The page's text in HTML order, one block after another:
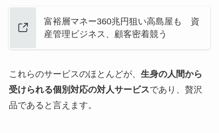
富裕層マネー360兆円狙い高島屋も 資
産管理ビジネス、顧客密着競う
これらのサービスのほとんどが、 生身の人間から
受けられる個別対応の対人サービスであり、贅沢
品であると言えます。